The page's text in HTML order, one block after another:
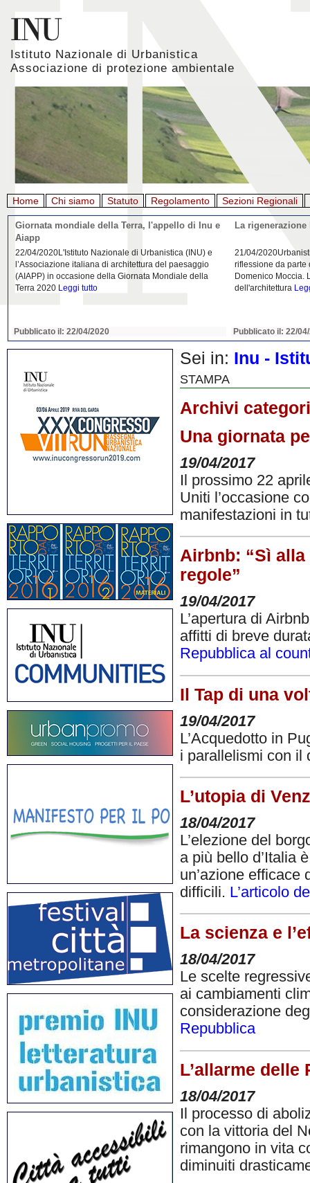
Istituto Nazionale di Urbanistica
Associazione di protezione ambientale
Home Chi siamo Statuto Regolamento Sezioni Regionali
Giornata mondiale della Terra, l'appello di Inu e
Aiapp
22/04/2020L'Istituto Nazionale di Urbanistica (INU) e
l’Associazione italiana di architettura del paesaggio
(AIAPP) in occasione della Giornata Mondiale della
Terra 2020 Leggi tutto
Pubblicato il: 22/04/2020
La
21/04/
riflessione da parte
Domenico Moccia.
dell'architettura
Pubblicato il: 22/
Sei in: Inu -
STAMPA
Archivi
Una giornata
19/04/2017
Il prossimo 22
Uniti l’occasione
manifestazioni in
Airbnb: “Sì
regole”
19/04/2017
L’apertura di
affitti di breve
Repubblica al
Il Tap di una
19/04/2017
L’Acquedotto in
i parallelismi con il
L’utopia di
18/04/2017
L’elezione del
a più bello d’Italia
un’azione
difficili. L’articolo
La scienza e
18/04/2017
Le scelte
ai cambiamenti
considerazione
Repubblica
L’allarme
18/04/2017
Il processo di
con la vittoria del
rimangono in vita
diminuiti